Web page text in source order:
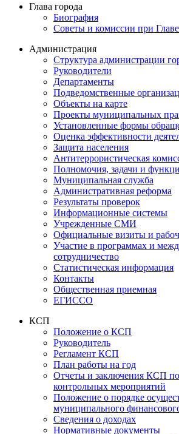
Глава города
Биография
Советы и комиссии при Главе
Администрация
Структура администрации
Руководители
Департаменты
Подведомственные
Объекты на карте
Проекты муниципальных
Установленные формы
Оценка эффективности
Защита населения
Антитеррористическая
Полномочия, задачи и
Муниципальная служба
Административная реформа
Результаты проверок
Информационные системы
Учрежденные СМИ
Официальные визиты и
Участие в программах и
сотрудничество
Статистическая информация
Контакты
Общественная приемная
ЕГИССО
КСП
Положение о КСП
Руководитель
Регламент КСП
План работы на год
Отчеты и заключения КСП
контрольных мероприятий
Положение о порядке
муниципального
Сведения о доходах
Нормативные документы